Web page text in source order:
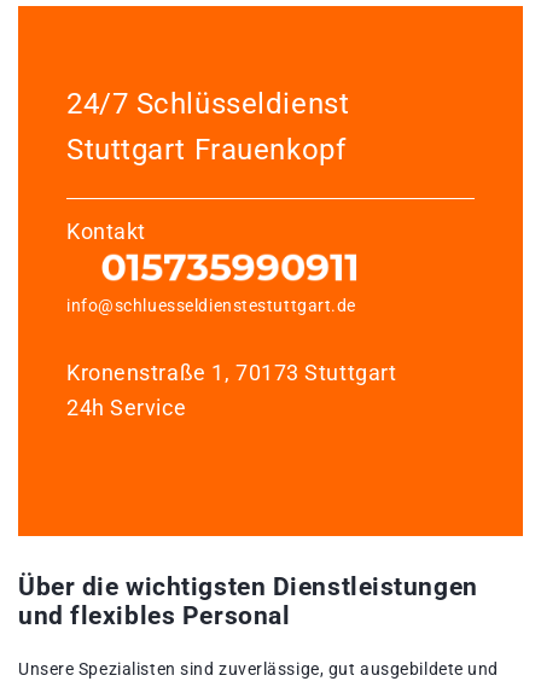
24/7 Schlüsseldienst
Stuttgart Frauenkopf
Kontakt
info@schluesseldienstestuttgart.de
Kronenstraße 1, 70173 Stuttgart
24h Service
Über die wichtigsten Dienstleistungen
und flexibles Personal
Unsere Spezialisten sind zuverlässige, gut ausgebildete und